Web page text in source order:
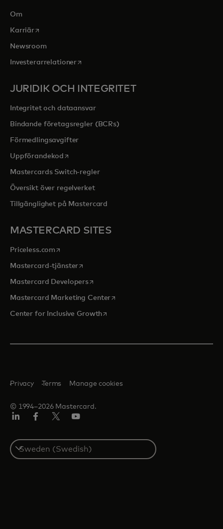
Om
Karriäropens in a new tab
Newsroom
Investerarrelationeropens in a new tab
JURIDIK OCH INTEGRITET
Integritet och dataansvar
Bindande företagsregler (BCRs)
Förmedlingsavgifter
Uppförandekod opens in a new tab
Mastercards Switch-regler
Översikt över regelverket
Tillgänglighet på Mastercard
MASTERCARD SITES
Priceless.com opens in a new tab
Mastercard-tjänsteropens in a new tab
Mastercard Developersopens in a new tab
Mastercard Marketing Centeropens in a new tab
Center for Inclusive Growthopens in a new tab
© 1994–2026 Mastercard.
Privacy Terms Manage cookies
Select
a
country